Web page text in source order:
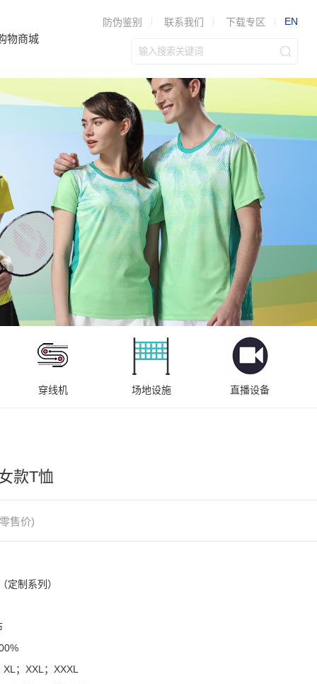
防伪鉴别 联系我们 下载专区 EN
物商城
穿线机 场地设施 直播设备
款T恤
售价)
定制系列）
；XXL；XXXL